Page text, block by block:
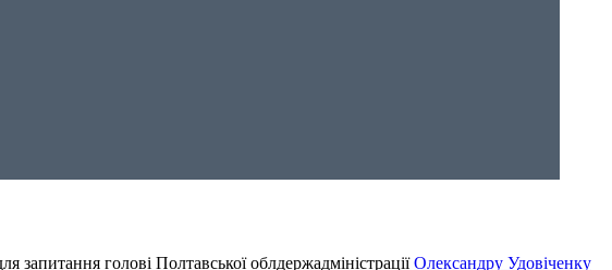
голові Полтавської облдержадміністраціїОлександру Удовіченку